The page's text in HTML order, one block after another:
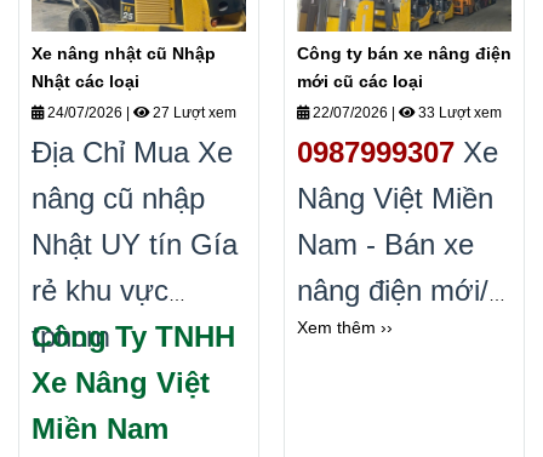
Gía tốt.
Xe nâng nhật cũ Nhập
Nhật các loại
24/07/2026 27 Lượt xem
Địa Chỉ Mua Xe
nâng cũ nhập
Nhật UY tín Gía
rẻ khu vực
tphcm
Công Ty TNHH
Xe Nâng Việt
Miền Nam
Công ty bán xe nâng điện
mới cũ các loại
22/07/2026 33 Lượt xem
0987999307 Xe
Nâng Việt Miền
Nam - Bán xe
nâng điện mới/
xe nâng điện cũ
Xem thêm ››